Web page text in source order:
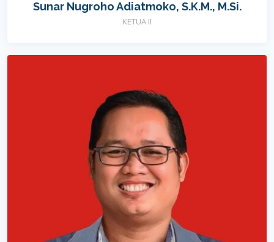
Sunar Nugroho Adiatmoko, S.K.M., M.Si.
KETUA II